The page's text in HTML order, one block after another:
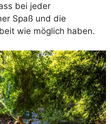
bei jeder
Spaß und die
wie möglich haben.